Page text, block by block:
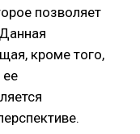
позволяет
кроме того,
ее